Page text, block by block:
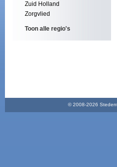
Zuid Holland
Zorgvlied
Toon alle regio's
© 2008-2026